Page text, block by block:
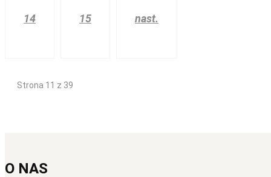
14 15 nast.
Strona 11 z 39
O NAS